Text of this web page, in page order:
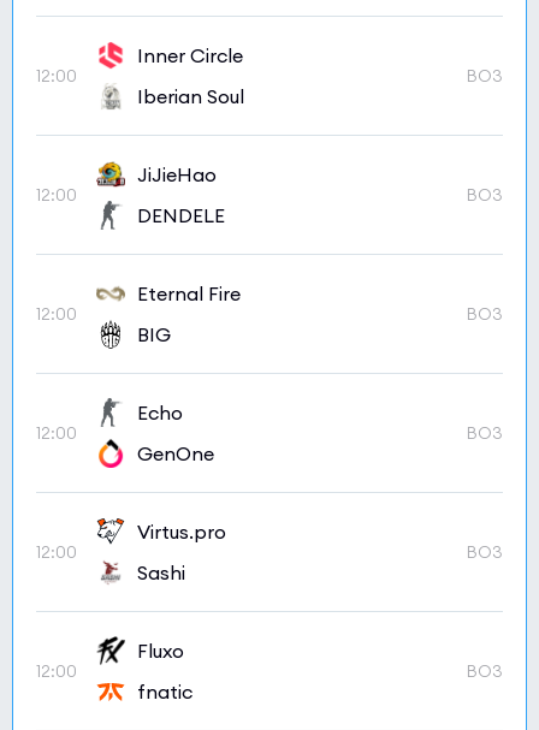
12:00
Inner Circle
Iberian Soul
BO3
12:00
JiJieHao
DENDELE
BO3
12:00
Eternal Fire
BIG
BO3
12:00
Echo
GenOne
BO3
12:00
Virtus.pro
Sashi
BO3
12:00
Fluxo
fnatic
BO3